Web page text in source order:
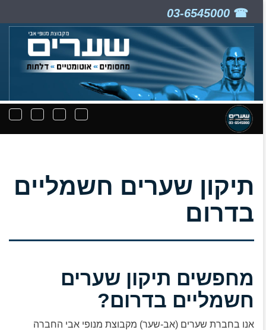
תפריט
יצירת
תפריט
חיפוש
ניווט
קבצים
תיקון שערים חשמליים
בדרום
מחפשים תיקון שערים
חשמליים בדרום?
אנו בחברת שערים (אב-שער) מקבוצת מנופי אבי החברה